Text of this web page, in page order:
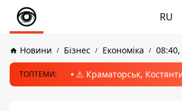
RU
Новини Бізнес Економіка
ТОПТЕМИ: ⚠️ Краматорськ,